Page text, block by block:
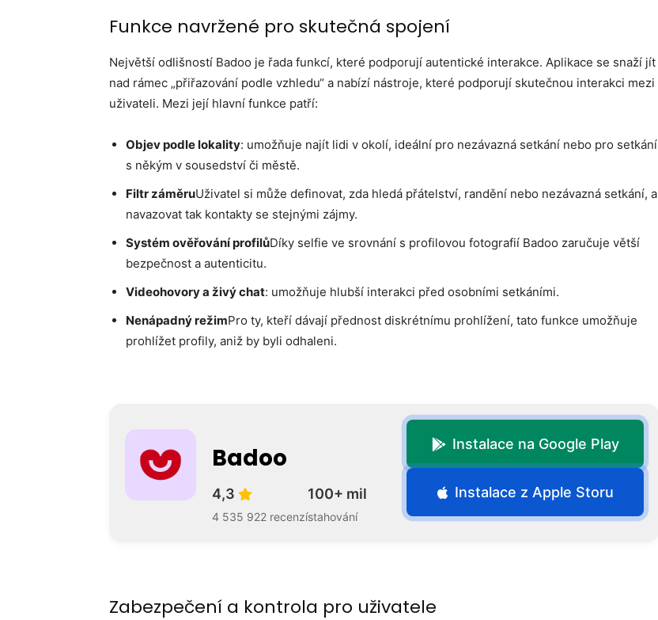
Funkce navržené pro skutečná spojení
Největší odlišností Badoo je řada funkcí, které podporují autentické interakce. Aplikace se snaží jít
nad rámec „přiřazování podle vzhledu“ a nabízí nástroje, které podporují skutečnou interakci mezi
uživateli. Mezi její hlavní funkce patří:
Objev podle lokality: umožňuje najít lidi v okolí, ideální pro nezávazná setkání nebo pro setkání
s někým v sousedství či městě.
Filtr záměruUživatel si může definovat, zda hledá přátelství, randění nebo nezávazná setkání, a
navazovat tak kontakty se stejnými zájmy.
Systém ověřování profilůDíky selfie ve srovnání s profilovou fotografií Badoo zaručuje větší
bezpečnost a autenticitu.
Videohovory a živý chat: umožňuje hlubší interakci před osobními setkáními.
Nenápadný režimPro ty, kteří dávají přednost diskrétnímu prohlížení, tato funkce umožňuje
prohlížet profily, aniž by byli odhaleni.
Badoo
4,3
4 535 922 recenzí
100+ mil
stahování
Instalace na Google Play
Instalace z Apple Storu
Zabezpečení a kontrola pro uživatele